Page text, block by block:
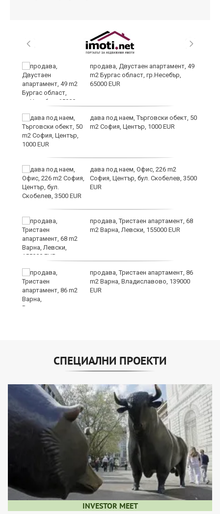
продава, Двустаен апартамент, 49
m2 Бургас област, гр.Несебър,
65000 EUR
дава под наем, Търговски обект, 50
m2 София, Център, 1000 EUR
дава под наем, Офис, 226 m2
София, Център, бул. Скобелев, 3500
EUR
продава, Тристаен апартамент, 68
m2 Варна, Левски, 155000 EUR
продава, Тристаен апартамент, 86
m2 Варна, Владиславово, 139000
EUR
СПЕЦИАЛНИ ПРОЕКТИ
INVESTOR MEET